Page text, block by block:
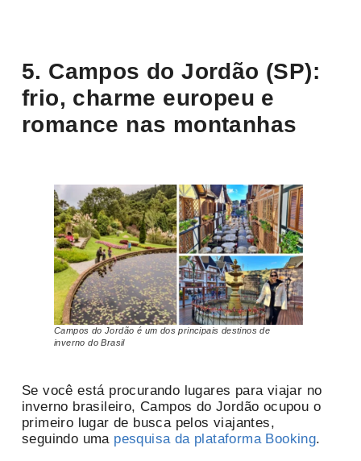
5. Campos do Jordão (SP):
frio, charme europeu e
romance nas montanhas
Campos do Jordão é um dos principais destinos de
inverno do Brasil
Se você está procurando lugares para viajar no
inverno brasileiro, Campos do Jordão ocupou o
primeiro lugar de busca pelos viajantes,
seguindo uma pesquisa da plataforma Booking.